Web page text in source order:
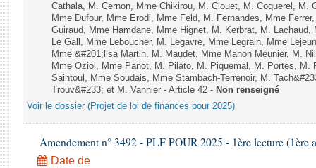
Cathala, M. Cernon, Mme Chikirou, M. Clouet, M. Coquerel, M.
Mme Dufour, Mme Erodi, Mme Feld, M. Fernandes, Mme
Guiraud, Mme Hamdane, Mme Hignet, M. Kerbrat, M.
Le Gall, Mme Leboucher, M. Legavre, Mme Legrain, Mme
Mme &#201;lisa Martin, M. Maudet, Mme Manon Meunier, M.
Mme Oziol, Mme Panot, M. Pilato, M. Piquemal, M. Portes, M.
Saintoul, Mme Soudais, Mme Stambach-Terrenoir, M.
Trouv&#233; et M. Vannier - Article 42 - Non renseigné
Voir le dossier (Projet de loi de finances pour 2025)
Amendement n° 3492 - PLF POUR 2025 - 1ère lecture (1ère
Date de